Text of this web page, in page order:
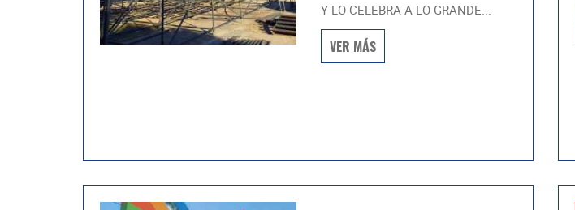
Y LO CELEBRA A LO GRANDE...
VER MÁS